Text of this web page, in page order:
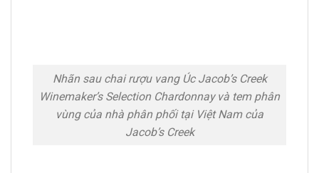
Nhãn sau chai rượu vang Úc Jacob’s Creek
Winemaker’s Selection Chardonnay và tem phân
vùng của nhà phân phối tại Việt Nam của
Jacob’s Creek